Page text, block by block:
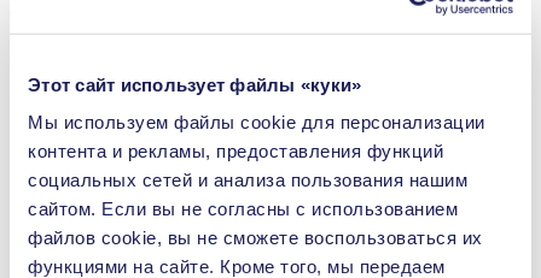
Этот сайт использует файлы «куки»
Мы используем файлы сookie для персонализации
контента и рекламы, предоставления функций
социальных сетей и анализа пользования нашим
сайтом. Если вы не согласны с использованием
файлов cookie, вы не сможете воспользоваться их
функциями на сайте. Кроме того, мы передаем
Learn more